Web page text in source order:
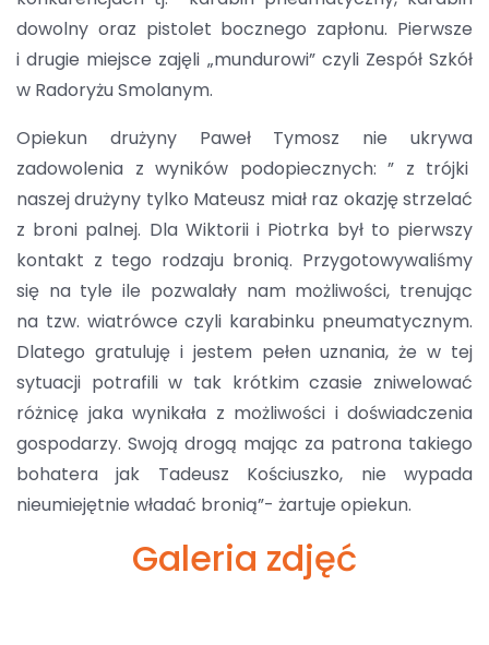
dowolny oraz pistolet bocznego zapłonu. Pierwsze
i drugie miejsce zajęli „mundurowi” czyli Zespół Szkół
w Radoryżu Smolanym.
Opiekun drużyny Paweł Tymosz nie ukrywa
zadowolenia z wyników podopiecznych: ” z trójki
naszej drużyny tylko Mateusz miał raz okazję strzelać
z broni palnej. Dla Wiktorii i Piotrka był to pierwszy
kontakt z tego rodzaju bronią. Przygotowywaliśmy
się na tyle ile pozwalały nam możliwości, trenując
na tzw. wiatrówce czyli karabinku pneumatycznym.
Dlatego gratuluję i jestem pełen uznania, że w tej
sytuacji potrafili w tak krótkim czasie zniwelować
różnicę jaka wynikała z możliwości i doświadczenia
gospodarzy. Swoją drogą mając za patrona takiego
bohatera jak Tadeusz Kościuszko, nie wypada
nieumiejętnie władać bronią”- żartuje opiekun.
Galeria zdjęć